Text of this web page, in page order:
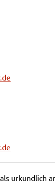
urkundlich